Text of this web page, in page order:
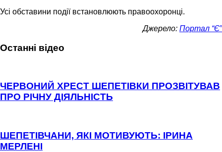
Усі обставини події встановлюють правоохоронці.
Джерело: Портал “Є”
Останні відео
ЧЕРВОНИЙ ХРЕСТ ШЕПЕТІВКИ ПРОЗВІТУВАВ
ПРО РІЧНУ ДІЯЛЬНІСТЬ
ШЕПЕТІВЧАНИ, ЯКІ МОТИВУЮТЬ: ІРИНА
МЕРЛЕНІ